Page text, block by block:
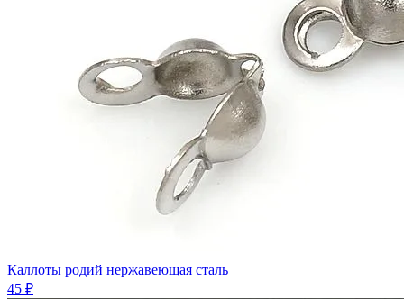
Каллоты родий нержавеющая сталь
45 ₽